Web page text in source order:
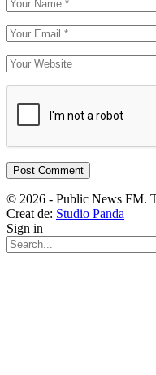
© 2026 - Public News FM.
Creat de: Studio Panda
Sign in